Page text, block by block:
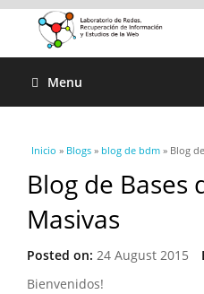
Menu
Se encuentra usted aquí
Inicio » Blogs » blog de bdm » Blog
Blog de Bases
Masivas
Posted on: 24 August 2015
Bienvenidos!